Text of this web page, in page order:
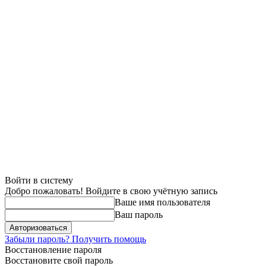
Войти в систему
Добро пожаловать! Войдите в свою учётную запись
Ваше имя пользователя
Ваш пароль
Забыли пароль? Получить помощь
Восстановление пароля
Восстановите свой пароль